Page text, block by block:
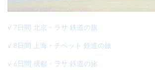
√ 7日間 北京・ラサ 鉄道の旅
√ 8日間 上海・チベット 鉄道の旅
√ 6日間 成都・ラサ 鉄道の旅